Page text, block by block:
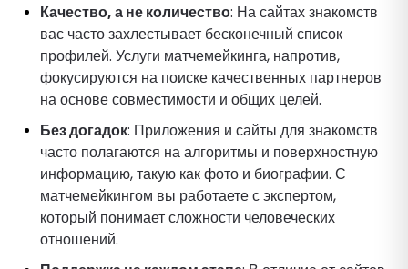
Качество, а не количество: На сайтах знакомств
вас часто захлестывает бесконечный список
профилей. Услуги матчемейкинга, напротив,
фокусируются на поиске качественных партнеров
на основе совместимости и общих целей.
Без догадок: Приложения и сайты для знакомств
часто полагаются на алгоритмы и поверхностную
информацию, такую как фото и биографии. С
матчемейкингом вы работаете с экспертом,
который понимает сложности человеческих
отношений.